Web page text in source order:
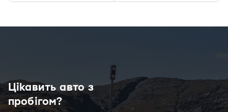
Цікавить авто з
пробігом?